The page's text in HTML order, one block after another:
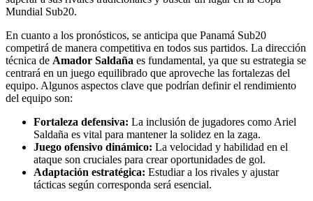
Mundial Sub20.
En cuanto a los pronósticos, se anticipa que Panamá Sub20
competirá de manera competitiva en todos sus partidos. La dirección
técnica de Amador Saldaña es fundamental, ya que su estrategia se
centrará en un juego equilibrado que aproveche las fortalezas del
equipo. Algunos aspectos clave que podrían definir el rendimiento
del equipo son:
Fortaleza defensiva: La inclusión de jugadores como Ariel
Saldaña es vital para mantener la solidez en la zaga.
Juego ofensivo dinámico: La velocidad y habilidad en el
ataque son cruciales para crear oportunidades de gol.
Adaptación estratégica: Estudiar a los rivales y ajustar
tácticas según corresponda será esencial.